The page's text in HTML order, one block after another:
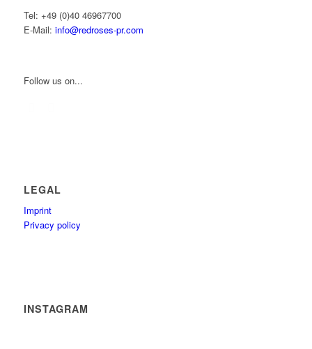
Tel: +49 (0)40 46967700
E-Mail: info@redroses-pr.com
Follow us on...
LEGAL
Imprint
Privacy policy
INSTAGRAM